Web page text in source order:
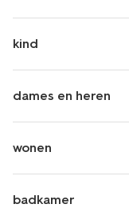
kind
dames en heren
wonen
badkamer